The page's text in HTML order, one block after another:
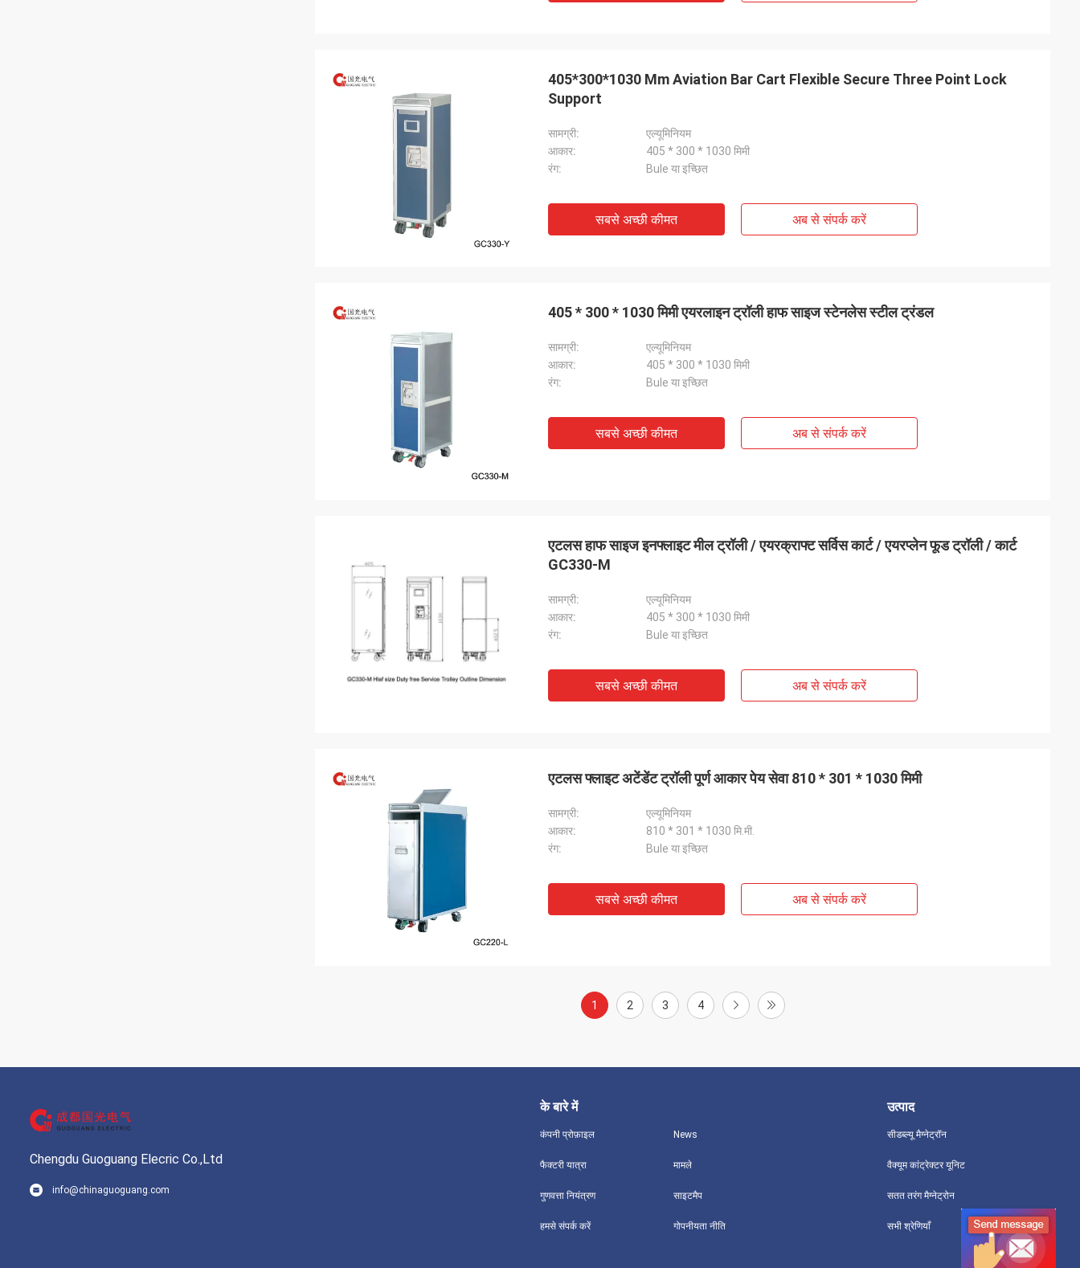
405*300*1030 Mm Aviation Bar Cart Flexible Secure Three Point Lock
Support
सामग्री:
एल्यूमिनियम
आकार:
405 * 300 * 1030 मिमी
रंग:
Bule या इच्छित
सबसे अच्छी कीमत अब से संपर्क करें
405 * 300 * 1030 मिमी एयरलाइन ट्रॉली हाफ साइज स्टेनलेस स्टील ट्रंडल
सामग्री:
एल्यूमिनियम
आकार:
405 * 300 * 1030 मिमी
रंग:
Bule या इच्छित
सबसे अच्छी कीमत अब से संपर्क करें
एटलस हाफ साइज इनफ्लाइट मील ट्रॉली / एयरक्राफ्ट सर्विस कार्ट / एयरप्लेन फूड ट्रॉली / कार्ट
GC330-M
सामग्री:
एल्यूमिनियम
आकार:
405 * 300 * 1030 मिमी
रंग:
Bule या इच्छित
सबसे अच्छी कीमत अब से संपर्क करें
एटलस फ्लाइट अटेंडेंट ट्रॉली पूर्ण आकार पेय सेवा 810 * 301 * 1030 मिमी
सामग्री:
एल्यूमिनियम
आकार:
810 * 301 * 1030 मि.मी.
रंग:
Bule या इच्छित
सबसे अच्छी कीमत अब से संपर्क करें
1 2 3 4
Chengdu Guoguang Elecric Co.,Ltd
info@chinaguoguang.com
के बारे में
कंपनी प्रोफ़ाइल
फैक्टरी यात्रा
गुणवत्ता नियंत्रण
हमसे संपर्क करें
News
मामले
साइटमैप
गोपनीयता नीति
उत्पाद
सीडब्ल्यू मैग्नेट्रॉन
वैक्यूम कांट्रेक्टर यूनिट
सतत तरंग मैग्नेट्रोन
सभी श्रेणियाँ